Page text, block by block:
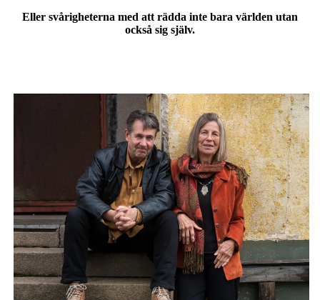
Eller svårigheterna med att rädda inte bara världen utan
också sig själv.